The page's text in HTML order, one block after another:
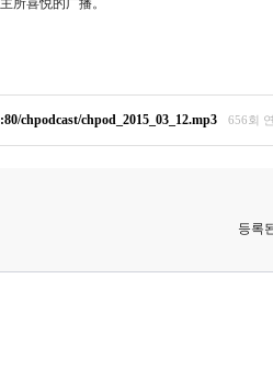
所喜悦的广播。
chpodcast/chpod_2015_03_12.mp3 656회
등록